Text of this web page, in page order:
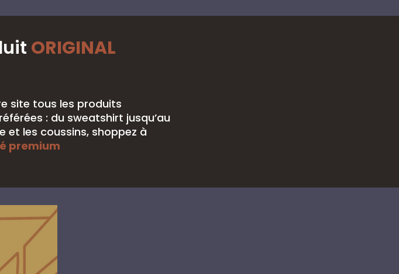
ORIGINAL
site tous les produits
: du sweatshirt jusqu’au
et les coussins, shoppez à
premium